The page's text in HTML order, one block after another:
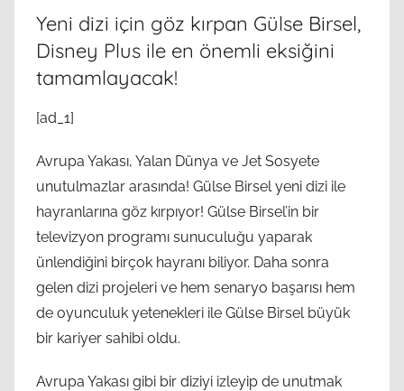
Yeni dizi için göz kırpan Gülse Birsel,
Disney Plus ile en önemli eksiğini
tamamlayacak!
[ad_1]
Avrupa Yakası, Yalan Dünya ve Jet Sosyete
unutulmazlar arasında! Gülse Birsel yeni dizi ile
hayranlarına göz kırpıyor! Gülse Birsel’in bir
televizyon programı sunuculuğu yaparak
ünlendiğini birçok hayranı biliyor. Daha sonra
gelen dizi projeleri ve hem senaryo başarısı hem
de oyunculuk yetenekleri ile Gülse Birsel büyük
bir kariyer sahibi oldu.
Avrupa Yakası gibi bir diziyi izleyip de unutmak